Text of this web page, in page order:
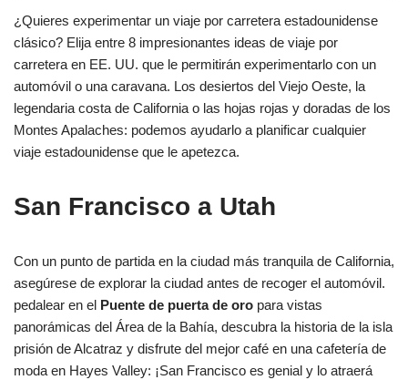
¿Quieres experimentar un viaje por carretera estadounidense
clásico? Elija entre 8 impresionantes ideas de viaje por
carretera en EE. UU. que le permitirán experimentarlo con un
automóvil o una caravana. Los desiertos del Viejo Oeste, la
legendaria costa de California o las hojas rojas y doradas de los
Montes Apalaches: podemos ayudarlo a planificar cualquier
viaje estadounidense que le apetezca.
San Francisco a Utah
Con un punto de partida en la ciudad más tranquila de California,
asegúrese de explorar la ciudad antes de recoger el automóvil.
pedalear en el Puente de puerta de oro para vistas
panorámicas del Área de la Bahía, descubra la historia de la isla
prisión de Alcatraz y disfrute del mejor café en una cafetería de
moda en Hayes Valley: ¡San Francisco es genial y lo atraerá